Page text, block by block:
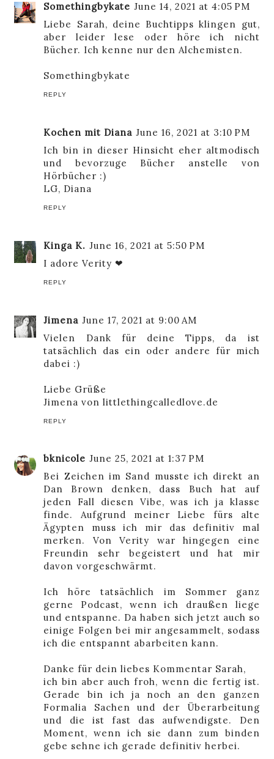
Somethingbykate June 14, 2021 at 4:05 PM
Liebe Sarah, deine Buchtipps klingen gut,
aber leider lese oder höre ich nicht
Bücher. Ich kenne nur den Alchemisten.
Somethingbykate
REPLY
Kochen mit Diana June 16, 2021 at 3:10 PM
Ich bin in dieser Hinsicht eher altmodisch
und bevorzuge Bücher anstelle von
Hörbücher :)
LG, Diana
REPLY
Kinga K. June 16, 2021 at 5:50 PM
I adore Verity ❤
REPLY
Jimena June 17, 2021 at 9:00 AM
Vielen Dank für deine Tipps, da ist
tatsächlich das ein oder andere für mich
dabei :)
Liebe Grüße
Jimena vonlittlethingcalledlove.de
REPLY
bknicole June 25, 2021 at 1:37 PM
Bei Zeichen im Sand musste ich direkt an
Dan Brown denken, dass Buch hat auf
jeden Fall diesen Vibe, was ich ja klasse
finde. Aufgrund meiner Liebe fürs alte
Ägypten muss ich mir das definitiv mal
merken. Von Verity war hingegen eine
Freundin sehr begeistert und hat mir
davon vorgeschwärmt.
Ich höre tatsächlich im Sommer ganz
gerne Podcast, wenn ich draußen liege
und entspanne. Da haben sich jetzt auch so
einige Folgen bei mir angesammelt, sodass
ich die entspannt abarbeiten kann.
Danke für dein liebes Kommentar Sarah,
ich bin aber auch froh, wenn die fertig ist.
Gerade bin ich ja noch an den ganzen
Formalia Sachen und der Überarbeitung
und die ist fast das aufwendigste. Den
Moment, wenn ich sie dann zum binden
gebe sehne ich gerade definitiv herbei.